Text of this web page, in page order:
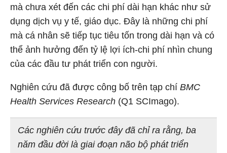
mà chưa xét đến các chi phí dài hạn khác như sử
dụng dịch vụ y tế, giáo dục. Đây là những chi phí
mà cá nhân sẽ tiếp tục tiêu tốn trong dài hạn và có
thể ảnh hưởng đến tỷ lệ lợi ích-chi phí nhìn chung
của các đầu tư phát triển con người.
Nghiên cứu đã được công bố trên tạp chí BMC
Health Services Research (Q1 SCImago).
Các nghiên cứu trước đây đã chỉ ra rằng, ba
năm đầu đời là giai đoạn não bộ phát triển